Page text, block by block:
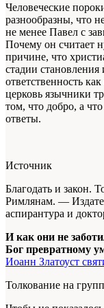
Человеческие
разнообразны, что
не менее Павел с
Почему он считает
причине, что
стадии
ответственность
церковь язычники
том, что добро, а
ответы.
Источник
Благодать и закон.
Римлянам. —
аспирантура и
И как они не
Бог превратному
Иоанн Златоуст
Толкование на